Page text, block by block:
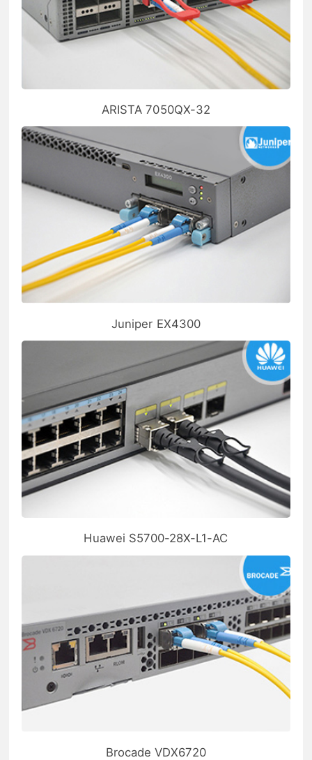
ARISTA 7050QX-32
Juniper EX4300
Huawei S5700-28X-L1-AC
Brocade VDX6720